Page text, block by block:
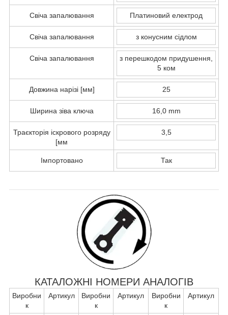
Свіча запалювання Платиновий електрод
Свіча запалювання з конусним сідлом
Свіча запалювання
з перешкодом придушення,
5 ком
Довжина нарізі [мм] 25
Ширина зіва ключа 16,0 mm
Траєкторія іскрового розряду
[мм
3,5
Імпортовано Так
КАТАЛОЖНІ НОМЕРИ АНАЛОГІВ
Виробни
к
Артикул
Виробни
к
Артикул
Виробни
к
Артикул